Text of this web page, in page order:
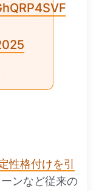
性格付けを引
ンなど従来の